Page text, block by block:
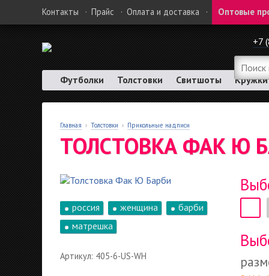
Контакты · Прайс · Оплата и доставка · Оптовые
+7
Футболки Толстовки Свитшоты Кружки
Главная › Толстовки › Прикольные надписи
ТОЛСТОВКА ФАК Ю
россия женщина
барби
матрешка
Артикул: 405-6-US-WH